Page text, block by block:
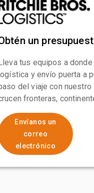
un
tus equipos a
y envío puerta a
del viaje con
fronteras,
Envíanos un
correo
electrónico